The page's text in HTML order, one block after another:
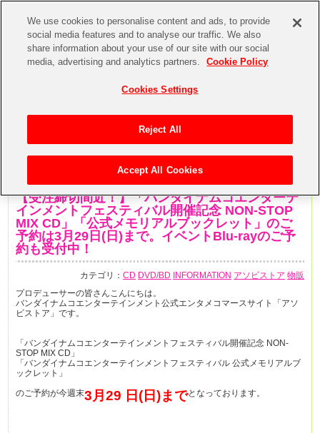
【受注締切間近！】「バンダイナムコエンターテ
インメントフェスティバル開催記念 NON-STOP
MIX CD」「公式メモリアルブックレット」のご
予約は3月29日(日)まで。イベントBlu-rayのご予
約も受付中！
カテゴリ：CD DVD/BD INFORMATION アソビストア 物販
プロデューサーの皆さんこんにちは。
バンダイナムコエンターテインメント公式エンタメコマースサイト「アソ
ビストア」です。
「バンダイナムコエンターテインメントフェスティバル開催記念 NON-
STOP MIX CD」
「バンダイナムコエンターテインメントフェスティバル 公式メモリアルブ
ックレット」
のご予約が今週末3月29 日(日)までとなっております。
We use cookies to personalise content and ads, to provide
social media features and to analyse our traffic. We also
share information about your use of our site with our social
media, advertising and analytics partners.
Cookie Policy
Cookies Settings
Reject All
Accept All Cookies